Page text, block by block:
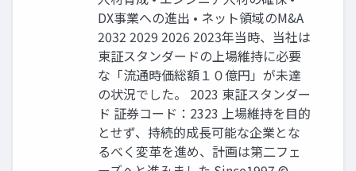
DX事業への進出 • ネット領域のM&A
2032 2029 2026 2023年当時、当社は
東証スタンダードの上場維持に必要
な「流通時価総額１０億円」が未達
の状況でした。 2023 東証スタンダー
ド 証券コード：2323 上場維持を目的
とせず、持続的成長可能な企業とな
るべく変革を進め、計画は第二フェ